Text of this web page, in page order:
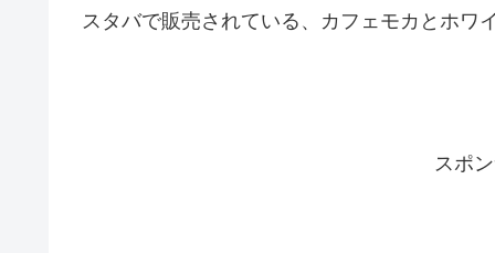
スタバで販売されている、カフェモカとホワ
スポ